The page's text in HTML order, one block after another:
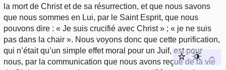
la mort de Christ et de sa résurrection, et que nous savons
que nous sommes en Lui, par le Saint Esprit, que nous
pouvons dire : « Je suis crucifié avec Christ » ; « je ne suis
pas dans la chair ». Nous voyons donc que cette purification,
qui n’était qu’un simple effet moral pour un Juif, est pour
nous, par la communication que nous avons reçue de la vie